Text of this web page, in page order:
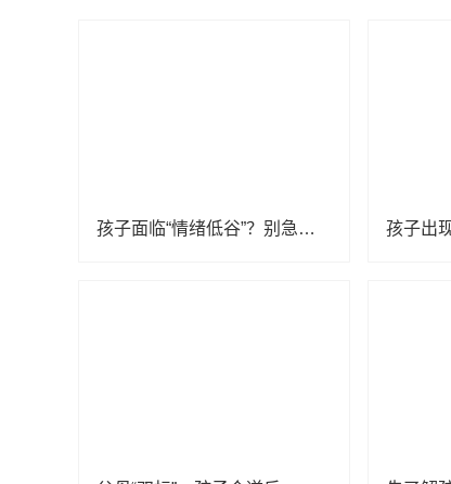
孩子面临“情绪低谷”？别急着责备，他们可能真的“有点难” 孩子出